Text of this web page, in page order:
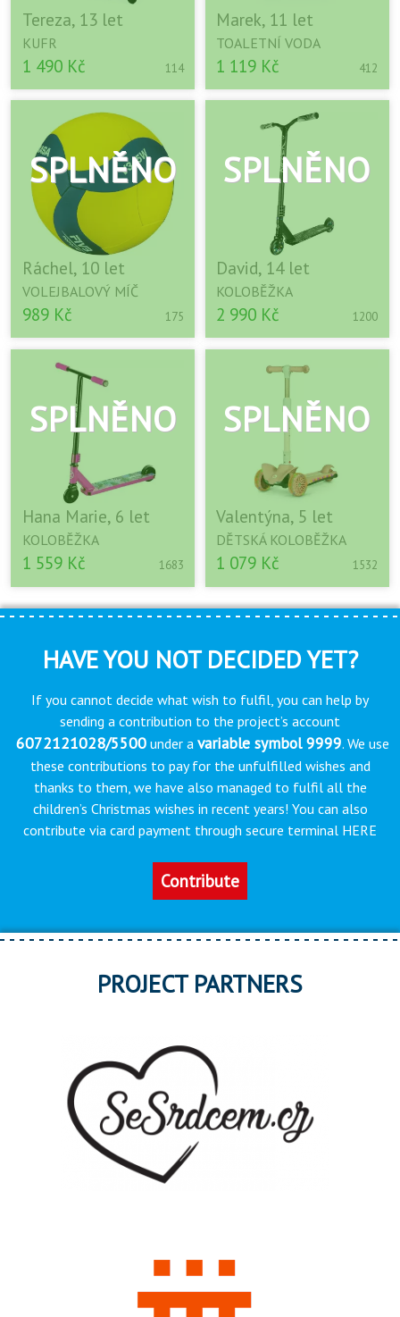
Tereza, 13 let
KUFR
1 490 Kč 114
Marek, 11 let
TOALETNÍ VODA
1 119 Kč 412
Ráchel, 10 let
VOLEJBALOVÝ MÍČ
989 Kč 175
David, 14 let
KOLOBĚŽKA
2 990 Kč 1200
Hana Marie, 6 let
KOLOBĚŽKA
1 559 Kč 1683
Valentýna, 5 let
DĚTSKÁ KOLOBĚŽKA
1 079 Kč 1532
HAVE YOU NOT DECIDED YET?
If you cannot decide what wish to fulfil, you can help by
sending a contribution to the project’s account
6072121028/5500under a variable symbol 9999. We use
these contributions to pay for the unfulfilled wishes and
thanks to them, we have also managed to fulfil all the
children’s Christmas wishes in recent years! You can also
contribute via card payment through secure terminal HERE
Contribute
PROJECT PARTNERS